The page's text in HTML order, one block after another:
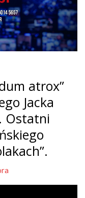
atrox”
Jacka
Ostatni